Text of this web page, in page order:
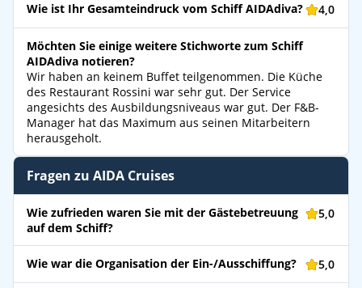
Wie ist Ihr Gesamteindruck vom Schiff AIDAdiva? 4,0
Möchten Sie einige weitere Stichworte zum Schiff
AIDAdiva notieren?
Wir haben an keinem Buffet teilgenommen. Die Küche
des Restaurant Rossini war sehr gut. Der Service
angesichts des Ausbildungsniveaus war gut. Der F&B-
Manager hat das Maximum aus seinen Mitarbeitern
herausgeholt.
Fragen zu AIDA Cruises
Wie zufrieden waren Sie mit der Gästebetreuung
auf dem Schiff?
5,0
Wie war die Organisation der Ein-/Ausschiffung? 5,0